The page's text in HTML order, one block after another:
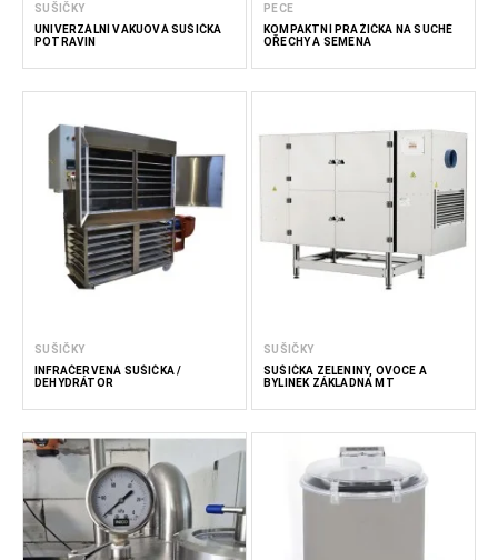
SUŠIČKY
UNIVERZÁLNÍ VAKUOVÁ SUŠIČKA
POTRAVIN
PECE
KOMPAKTNÍ PRAŽIČKA NA SUCHÉ
OŘECHY A SEMENA
SUŠIČKY
INFRAČERVENÁ SUŠIČKA /
DEHYDRÁTOR
SUŠIČKY
SUŠIČKA ZELENINY, OVOCE A
BYLINEK ZÁKLADNA MT